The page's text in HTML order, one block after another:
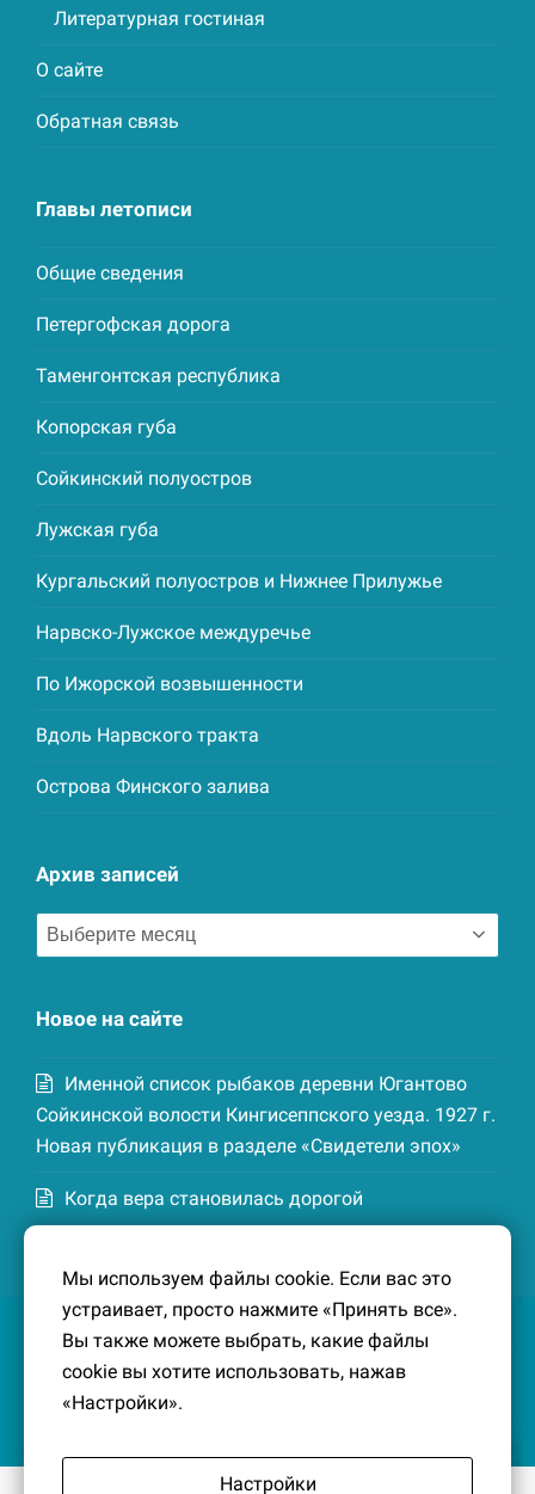
Литературная гостиная
О сайте
Обратная связь
Главы летописи
Общие сведения
Петергофская дорога
Таменгонтская республика
Копорская губа
Сойкинский полуостров
Лужская губа
Кургальский полуостров и Нижнее Прилужье
Нарвско-Лужское междуречье
По Ижорской возвышенности
Вдоль Нарвского тракта
Острова Финского залива
Архив записей
Архив
записей
Новое на сайте
Именной список рыбаков деревни Югантово
Сойкинской волости Кингисеппского уезда. 1927 г.
Новая публикация в разделе «Свидетели эпох»
Когда вера становилась дорогой
Котельской волости Кингисеппского уезда. 1926-
27 гг. Новая публикация в разделе «Свидетели
эпох»
Мы используем файлы cookie. Если вас это
устраивает, просто нажмите «Принять все».
Вы также можете выбрать, какие файлы
cookie вы хотите использовать, нажав
«Настройки».
Настройки